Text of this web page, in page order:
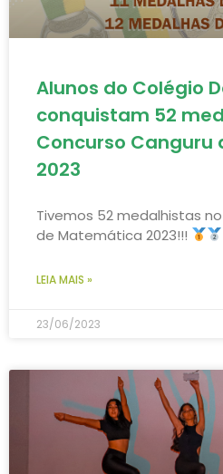
Alunos do Colégio
conquistam 52
Concurso
2023
Tivemos 52 medalhistas
de Matemática 2023!!!
LEIA MAIS »
23/06/2023